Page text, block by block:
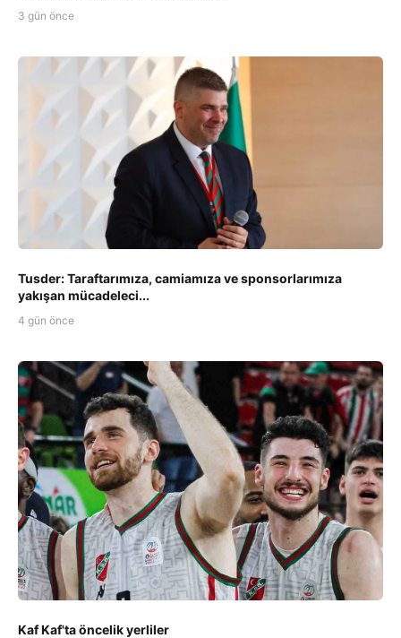
3 gün önce
Tusder: Taraftarımıza, camiamıza ve sponsorlarımıza
yakışan mücadeleci...
4 gün önce
Kaf Kaf'ta öncelik yerliler